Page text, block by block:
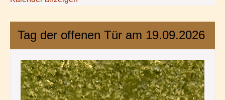
Tag der offenen Tür am 19.09.2026